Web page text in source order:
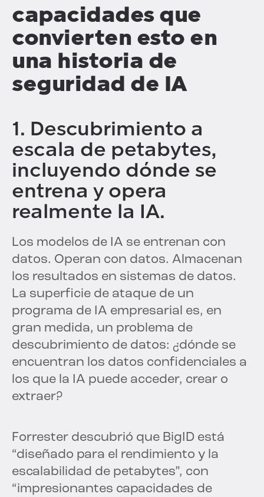
capacidades que
convierten esto en
una historia de
seguridad de IA
1. Descubrimiento a
escala de petabytes,
incluyendo dónde se
entrena y opera
realmente la IA.
Los modelos de IA se entrenan con
datos. Operan con datos. Almacenan
los resultados en sistemas de datos.
La superficie de ataque de un
programa de IA empresarial es, en
gran medida, un problema de
descubrimiento de datos: ¿dónde se
encuentran los datos confidenciales a
los que la IA puede acceder, crear o
extraer?
Forrester descubrió que BigID está
“diseñado para el rendimiento y la
escalabilidad de petabytes”, con
“impresionantes capacidades de